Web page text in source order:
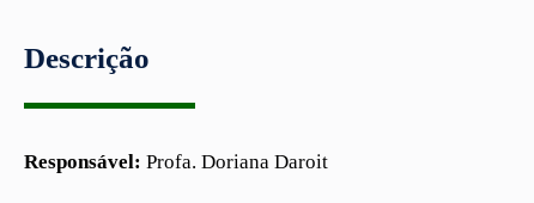
Descrição
Responsável: Profa. Doriana Daroit